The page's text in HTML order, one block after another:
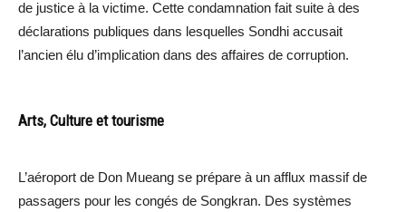
de justice à la victime. Cette condamnation fait suite à des
déclarations publiques dans lesquelles Sondhi accusait
l’ancien élu d’implication dans des affaires de corruption.
Arts, Culture et tourisme
L’aéroport de Don Mueang se prépare à un afflux massif de
passagers pour les congés de Songkran. Des systèmes